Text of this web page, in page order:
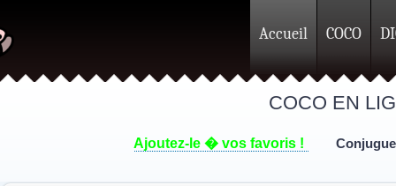
Accueil COCO
COCO EN
Ajoutez-le � vos favoris !